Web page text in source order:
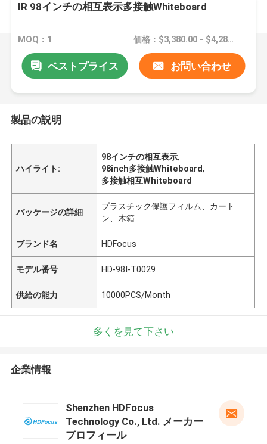
IR 98インチの相互表示多接触Whiteboard
MOQ：1 価格：$3,380.00 - $4,280.00
ベストプライス お問い合わせ
製品の説明
ハイライト:
98インチの相互表示,
98inch多接触Whiteboard,
多接触相互Whiteboard
パッケージの詳細
プラスチック保護フィルム、カート
ン、木箱
ブランド名 HDFocus
モデル番号 HD-98I-T0029
供給の能力 10000PCS/Month
多くを見て下さい
企業情報
Shenzhen HDFocus
Technology Co., Ltd. メーカー
プロフィール